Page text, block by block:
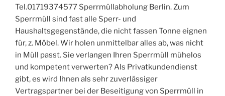
Tel.01719374577 Sperrmüllabholung Berlin. Zum
Sperrmüll sind fast alle Sperr- und
Haushaltsgegenstände, die nicht fassen Tonne eignen
für, z. Möbel. Wir holen unmittelbar alles ab, was nicht
in Müll passt. Sie verlangen Ihren Sperrmüll mühelos
und kompetent verwerten? Als Privatkundendienst
gibt, es wird Ihnen als sehr zuverlässiger
Vertragspartner bei der Beseitigung von Sperrmüll in